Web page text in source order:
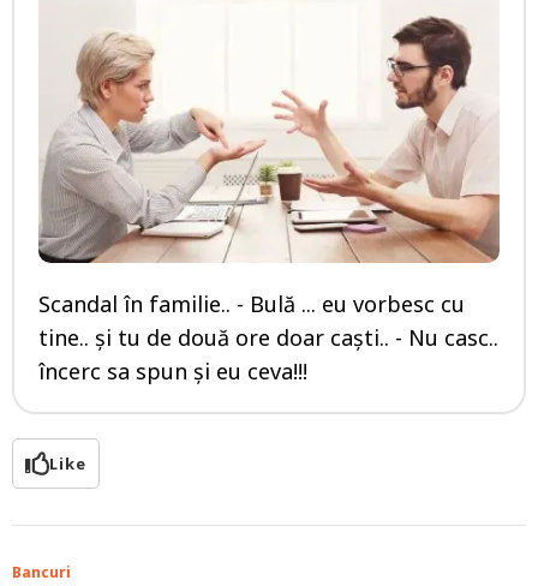
Scandal în familie.. - Bulă ... eu vorbesc cu
tine.. și tu de două ore doar caști.. - Nu casc..
încerc sa spun și eu ceva!!!
Like
Bancuri